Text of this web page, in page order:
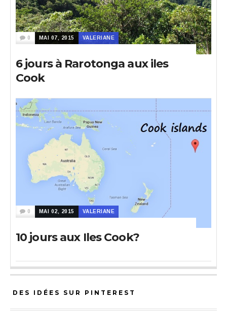
0 MAI 07, 2015 VALERIANE
6 jours à Rarotonga aux iles
Cook
0 MAI 02, 2015 VALERIANE
10 jours aux Iles Cook?
DES IDÉES SUR PINTEREST